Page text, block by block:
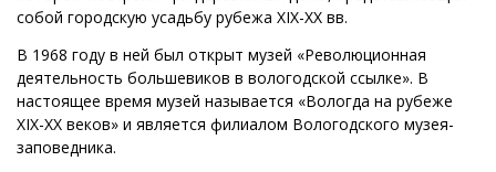
собой городскую усадьбу рубежа XIX-XX вв.
В 1968 году в ней был открыт музей «Революционная
деятельность большевиков в вологодской ссылке». В
настоящее время музей называется «Вологда на рубеже
XIX-XX веков» и является филиалом Вологодского музея-
заповедника.